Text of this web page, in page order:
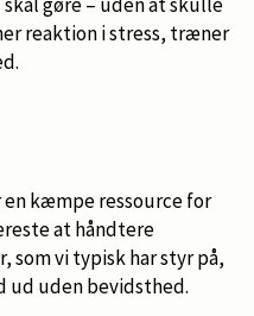
reaktion i stress, træner
kæmpe ressource for
at håndtere
som vi typisk har styr på,
ud uden bevidsthed.